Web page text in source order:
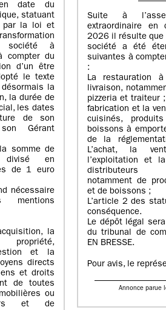
date du
statuant
par la loi et
à
compter du
d’un être
le texte
la
la durée de
les dates
de son
Gérant
somme de
en
de 1 euro
nécessaire
mentions
la
et la
directs
et droits
de toutes
ou
et de
Suite à
extraordinaire
2026 il résulte que
société a été
suivantes à
:
La restauration
livraison,
pizzeria et traiteur
fabrication et la
cuisinés,
boissons à
de la
L’achat, la
l’exploitation et
distributeurs
notamment de
et de boissons ;
L’article 2 des
conséquence.
Le dépôt légal
du tribunal de
EN BRESSE.
Pour avis, le
Annonce